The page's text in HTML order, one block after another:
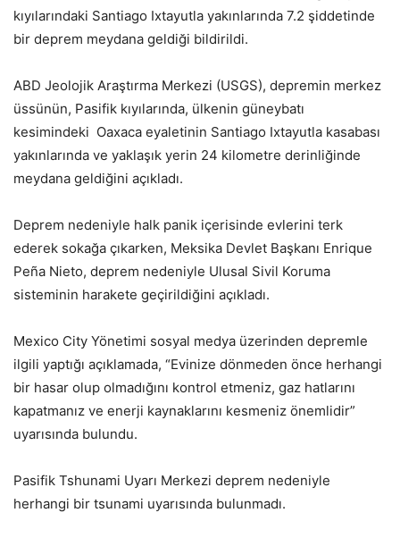
kıyılarındaki Santiago Ixtayutla yakınlarında 7.2 şiddetinde
bir deprem meydana geldiği bildirildi.
ABD Jeolojik Araştırma Merkezi (USGS), depremin merkez
üssünün, Pasifik kıyılarında, ülkenin güneybatı
kesimindeki Oaxaca eyaletinin Santiago Ixtayutla kasabası
yakınlarında ve yaklaşık yerin 24 kilometre derinliğinde
meydana geldiğini açıkladı.
Deprem nedeniyle halk panik içerisinde evlerini terk
ederek sokağa çıkarken, Meksika Devlet Başkanı Enrique
Peña Nieto, deprem nedeniyle Ulusal Sivil Koruma
sisteminin harakete geçirildiğini açıkladı.
Mexico City Yönetimi sosyal medya üzerinden depremle
ilgili yaptığı açıklamada, “Evinize dönmeden önce herhangi
bir hasar olup olmadığını kontrol etmeniz, gaz hatlarını
kapatmanız ve enerji kaynaklarını kesmeniz önemlidir”
uyarısında bulundu.
Pasifik Tshunami Uyarı Merkezi deprem nedeniyle
herhangi bir tsunami uyarısında bulunmadı.